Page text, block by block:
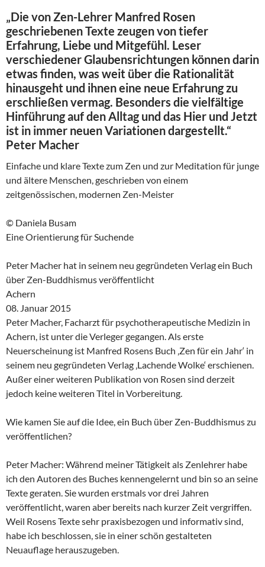
„Die von Zen-Lehrer Manfred Rosen
geschriebenen Texte zeugen von tiefer
Erfahrung, Liebe und Mitgefühl. Leser
verschiedener Glaubensrichtungen können darin
etwas finden, was weit über die Rationalität
hinausgeht und ihnen eine neue Erfahrung zu
erschließen vermag. Besonders die vielfältige
Hinführung auf den Alltag und das Hier und Jetzt
ist in immer neuen Variationen dargestellt.“
Peter Macher
Einfache und klare Texte zum Zen und zur Meditation für junge
und ältere Menschen, geschrieben von einem
zeitgenössischen, modernen Zen-Meister
© Daniela Busam
Eine Orientierung für Suchende
Peter Macher hat in seinem neu gegründeten Verlag ein Buch
über Zen-Buddhismus veröffentlicht
Achern
08. Januar 2015
Peter Macher, Facharzt für psychotherapeutische Medizin in
Achern, ist unter die Verleger gegangen. Als erste
Neuerscheinung ist Manfred Rosens Buch ‚Zen für ein Jahr‘ in
seinem neu gegründeten Verlag ‚Lachende Wolke‘ erschienen.
Außer einer weiteren Publikation von Rosen sind derzeit
jedoch keine weiteren Titel in Vorbereitung.
Wie kamen Sie auf die Idee, ein Buch über Zen-Buddhismus zu
veröffentlichen?
Peter Macher: Während meiner Tätigkeit als Zenlehrer habe
ich den Autoren des Buches kennengelernt und bin so an seine
Texte geraten. Sie wurden erstmals vor drei Jahren
veröffentlicht, waren aber bereits nach kurzer Zeit vergriffen.
Weil Rosens Texte sehr praxisbezogen und informativ sind,
habe ich beschlossen, sie in einer schön gestalteten
Neuauflage herauszugeben.